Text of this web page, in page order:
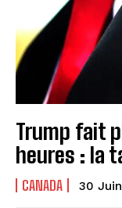
Trump fait
heures : la
CANADA 30